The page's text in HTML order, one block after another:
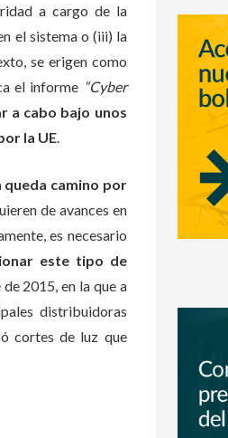
a cargo de la
el sistema o (iii) la
se erigen como
el informe “Cyber
a cabo bajo unos
la UE.
queda camino por
de avances en
es necesario
este tipo de
2015, en la que a
distribuidoras
cortes de luz que